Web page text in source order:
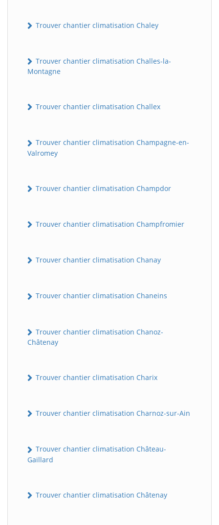
Trouver chantier climatisation Chaley
Trouver chantier climatisation Challes-la-
Montagne
Trouver chantier climatisation Challex
Trouver chantier climatisation Champagne-en-
Valromey
Trouver chantier climatisation Champdor
Trouver chantier climatisation Champfromier
Trouver chantier climatisation Chanay
Trouver chantier climatisation Chaneins
Trouver chantier climatisation Chanoz-
Châtenay
Trouver chantier climatisation Charix
Trouver chantier climatisation Charnoz-sur-Ain
Trouver chantier climatisation Château-
Gaillard
Trouver chantier climatisation Châtenay